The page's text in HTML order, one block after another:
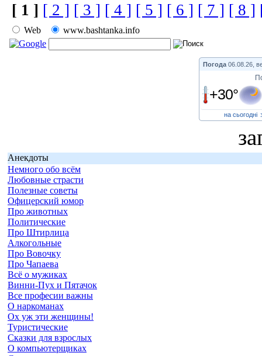
[ 1 ] [ 2 ] [ 3 ] [ 4 ] [ 5 ] [ 6 ] [ 7 ] [ 8 ]
Web www.bashtanka.info
Погода 06.08.26,
+30°
на сьогодні
Анекдоты
Немного обо всём
Любовные страсти
Полезные советы
Офицерский юмор
Про животных
Политические
Про Штирлица
Алкогольные
Про Вовочку
Про Чапаева
Всё о мужиках
Винни-Пух и Пятачок
Все професии важны
О наркоманах
Ох уж эти женщины!
Туристические
Сказки для взрослых
О компьютерщиках